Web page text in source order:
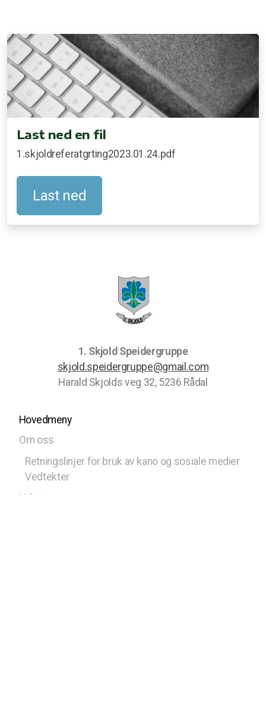
Last ned en fil
1.skjoldreferatgrting2023.01.24.pdf
Last ned
1. Skjold Speidergruppe
skjold.speidergruppe@gmail.com
Harald Skjolds veg 32, 5236 Rådal
Hovedmeny
Om oss
Retningslinjer for bruk av kano og sosiale medier
Vedtekter
Nyheter